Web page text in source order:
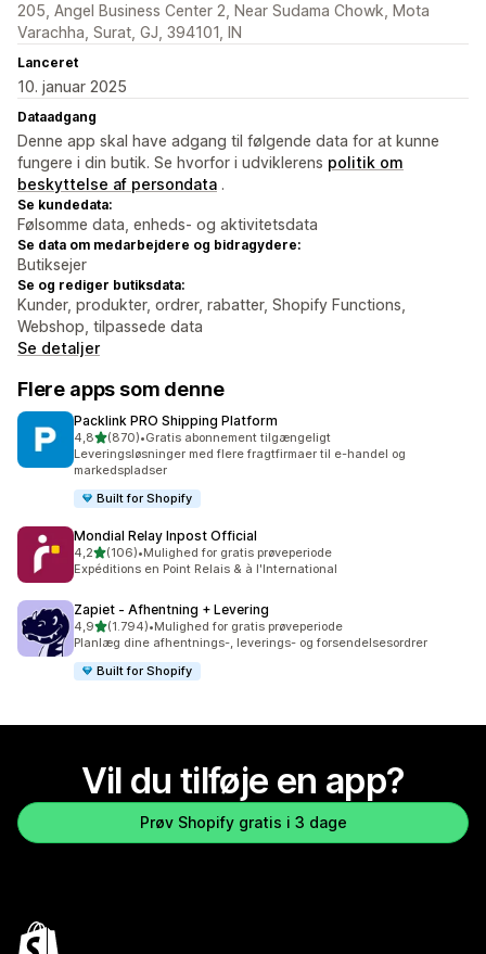
205, Angel Business Center 2, Near Sudama Chowk, Mota
Varachha, Surat, GJ, 394101, IN
Lanceret
10. januar 2025
Dataadgang
Denne app skal have adgang til følgende data for at kunne
fungere i din butik. Se hvorfor i udviklerens politik om
beskyttelse af persondata .
Se kundedata:
Følsomme data, enheds- og aktivitetsdata
Se data om medarbejdere og bidragydere:
Butiksejer
Se og rediger butiksdata:
Kunder, produkter, ordrer, rabatter, Shopify Functions,
Webshop, tilpassede data
Se detaljer
Flere apps som denne
Packlink PRO Shipping Platform
4,8ud af 5 stjerner
(870)
870 anmeldelser i alt
•Gratis abonnement tilgængeligt
Leveringsløsninger med flere fragtfirmaer til e-handel og
markedspladser
Built for Shopify
Mondial Relay Inpost Official
4,2ud af 5 stjerner
(106)
106 anmeldelser i alt
•Mulighed for gratis prøveperiode
Expéditions en Point Relais & à l'International
Zapiet ‑ Afhentning + Levering
4,9ud af 5 stjerner
(1.794)
1794 anmeldelser i alt
•Mulighed for gratis prøveperiode
Planlæg dine afhentnings-, leverings- og forsendelsesordrer
Built for Shopify
Vil du tilføje en app?
Prøv Shopify gratis i 3 dage